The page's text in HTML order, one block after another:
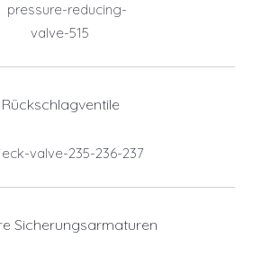
Rückschlagventile
Sicherungsarmaturen